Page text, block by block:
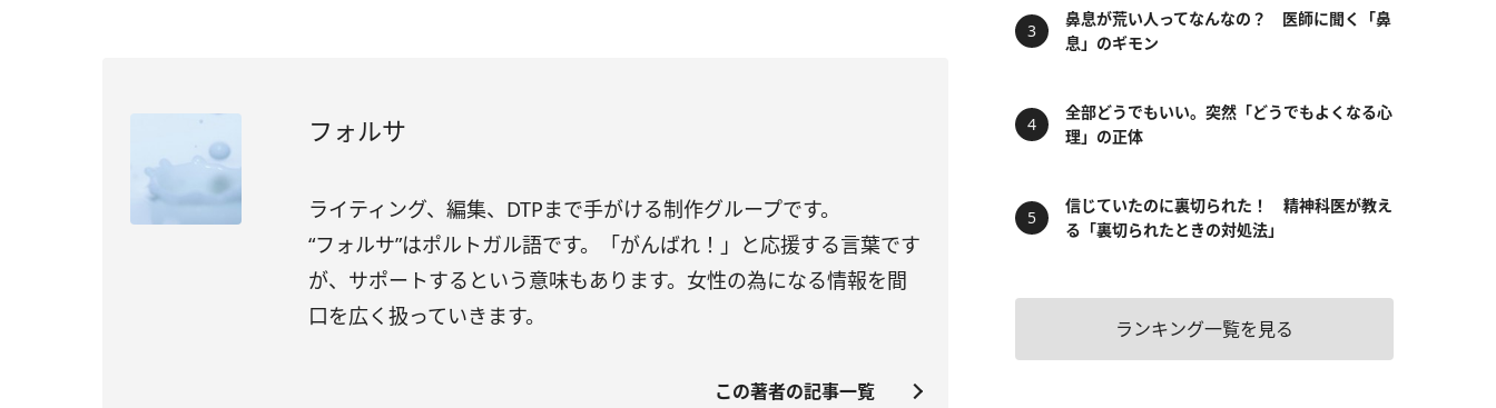
フォルサ
ライティング、編集、DTPまで手がける制作グループです。
“フォルサ”はポルトガル語です。「がんばれ！」と応援する言葉です
が、サポートするという意味もあります。女性の為になる情報を間
口を広く扱っていきます。
この著者の記事一覧
鼻息が荒い人ってなんなの？ 医師に聞く「鼻
息」のギモン
全部どうでもいい。突然「どうでもよくなる心
理」の正体
信じていたのに裏切られた！ 精神科医が教え
る「裏切られたときの対処法」
ランキング一覧を見る